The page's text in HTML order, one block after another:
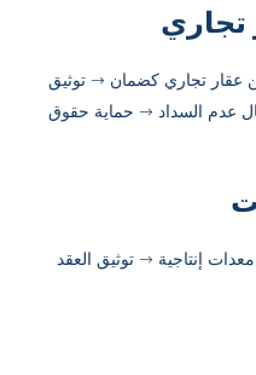
عقار تجاري كضمان → توثيق
عدم السداد → حماية حقوق
إنتاجية → توثيق العقد